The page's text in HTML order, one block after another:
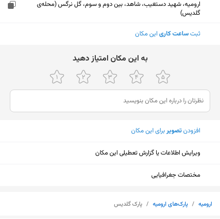
ارومیه، شهید دستغیب، شاهد، بین دوم و سوم، گل نرگس (محله‌ی
گلدیس)
ثبتساعت کاری این مکان
ﺑﻪ اﯾﻦ ﻣﮑﺎن اﻣﺘﯿﺎز دﻫﯿﺪ
افزودنتصویربرای این مکان
ویرایش اطلاعات یا گزارش تعطیلی این مکان
مختصات جغرافیایی
ارومیه / پارک‌های ارومیه / پارک گلدیس